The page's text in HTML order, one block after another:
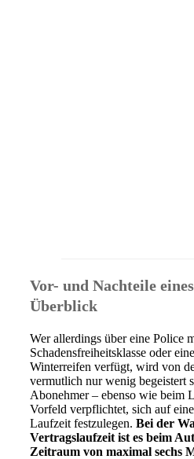
Vor- und Nachteile
Überblick
Wer allerdings über eine Police
Schadensfreiheitsklasse oder
Winterreifen verfügt, wird von
vermutlich nur wenig begeistert
Abonehmer – ebenso wie beim
Vorfeld verpflichtet, sich auf
Laufzeit festzulegen. Bei der
Vertragslaufzeit ist es beim
Zeitraum von maximal sechs